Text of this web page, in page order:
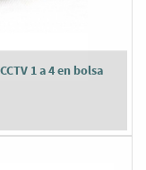
1 a 4 en bolsa